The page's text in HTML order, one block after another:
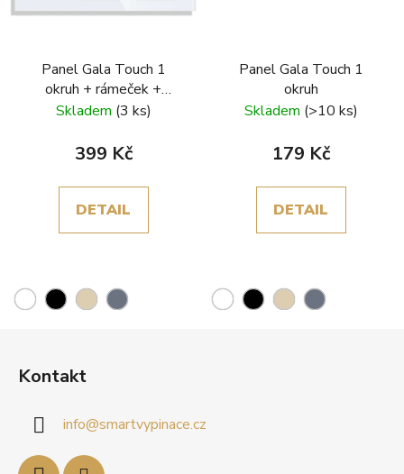
Panel Gala Touch 1
okruh + rámeček +
rámeček
Skladem (3 ks)
399 Kč
DETAIL
Panel Gala Touch 1
okruh
Skladem (>10 ks)
179 Kč
DETAIL
Kontakt
info@smartvypinace.cz